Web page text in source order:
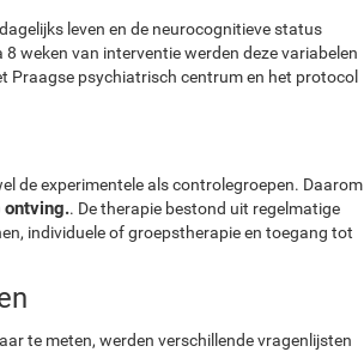
leven en de neurocognitieve status
weken van interventie werden deze variabelen
Praagse psychiatrisch centrum en het protocol
de experimentele als controlegroepen. Daarom
ontving.. De therapie bestond uit regelmatige
individuele of groepstherapie en toegang tot
te meten, werden verschillende vragenlijsten